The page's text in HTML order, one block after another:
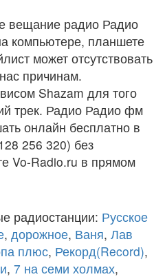
вещание радио Радио
компьютере, планшете
может отсутствовать
причинам.
Shazam для того
трек. Радио Радио фм
онлайн бесплатно в
256 320) без
Vo-Radio.ru в прямом
радиостанции: Русское
, дорожное, Ваня, Лав
плюс, Рекорд(Record),
, 7 на семи холмах,